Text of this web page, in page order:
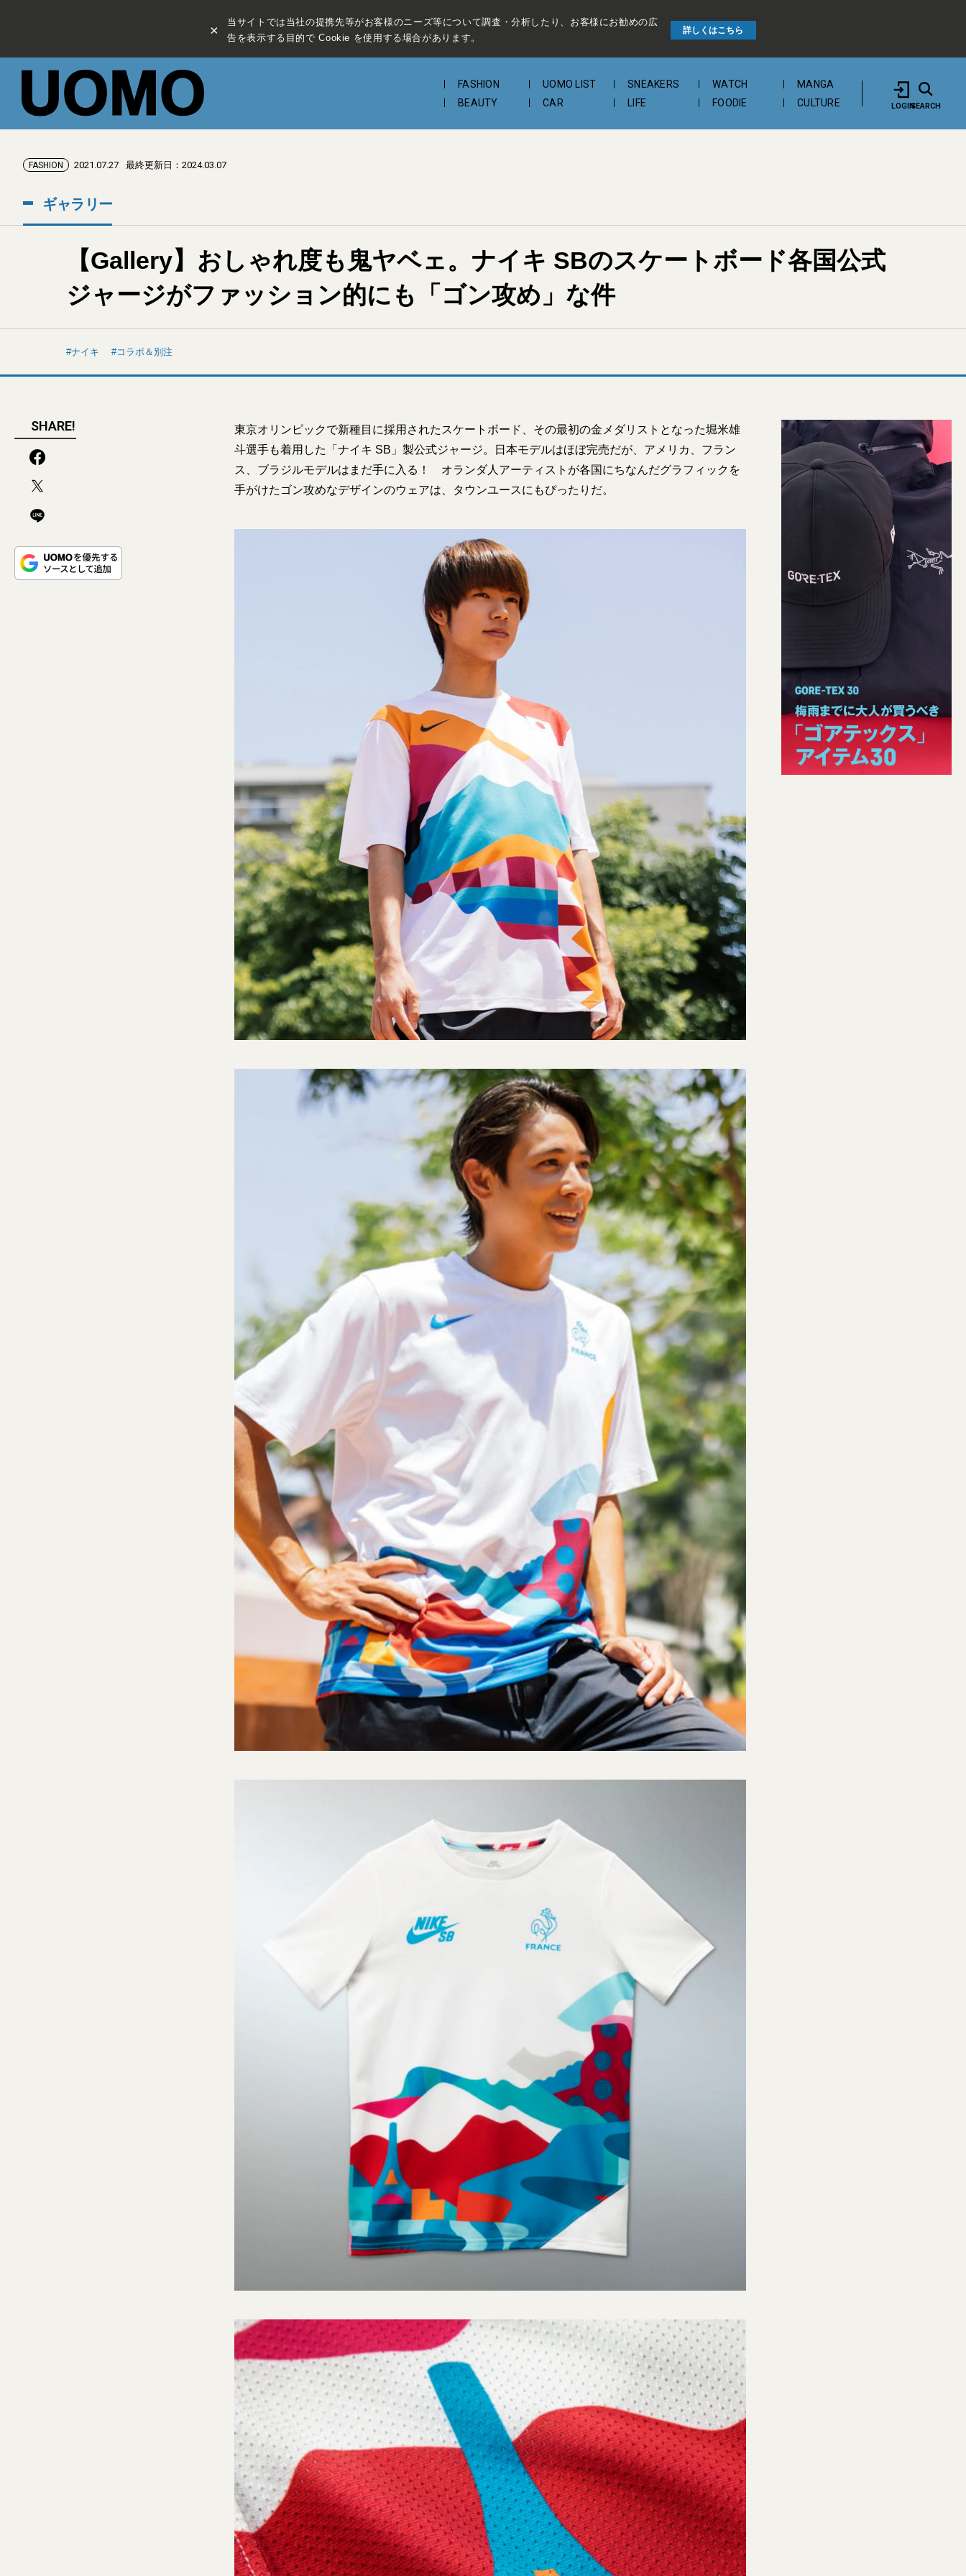
×
当サイトでは当社の提携先等がお客様のニーズ等について調査・分析したり、お客様にお勧めの広
告を表示する目的で Cookie を使用する場合があります。
詳しくはこちら
FASHION UOMO LIST SNEAKERS WATCH
MANGA
BEAUTY
CAR LIFE FOODIE CULTURE LOGINSEARCH
FASHION 2021.07.27 最終更新日：2024.03.07
ギャラリー
【Gallery】おしゃれ度も鬼ヤベェ。ナイキ SBのスケートボード各国公式
ジャージがファッション的にも「ゴン攻め」な件
ナイキ コラボ＆別注
SHARE!
東京オリンピックで新種目に採用されたスケートボード、その最初の金メダリストとなった堀米雄
斗選手も着用した「ナイキ SB」製公式ジャージ。日本モデルはほぼ完売だが、アメリカ、フラン
ス、ブラジルモデルはまだ手に入る！ オランダ人アーティストが各国にちなんだグラフィックを
手がけたゴン攻めなデザインのウェアは、タウンユースにもぴったりだ。